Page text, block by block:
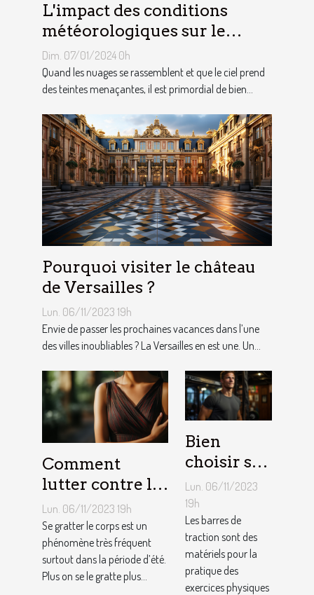
L'impact des conditions
météorologiques sur le
choix des tentes publicitaires
Dim. 07/01/2024 0h
Quand les nuages se rassemblent et que le ciel prend
des teintes menaçantes, il est primordial de bien...
Pourquoi visiter le château
de Versailles ?
Lun. 06/11/2023 19h
Envie de passer les prochaines vacances dans l’une
des villes inoubliables ? La Versailles en est une. Un...
Comment
lutter contre la
démangeaison ?
Lun. 06/11/2023 19h
Se gratter le corps est un
phénomène très fréquent
surtout dans la période d’été.
Plus on se le gratte plus...
Bien
choisir sa
barre de
traction :
nos
conseils !
Lun. 06/11/2023
19h
Les barres de
traction sont des
matériels pour la
pratique des
exercices physiques